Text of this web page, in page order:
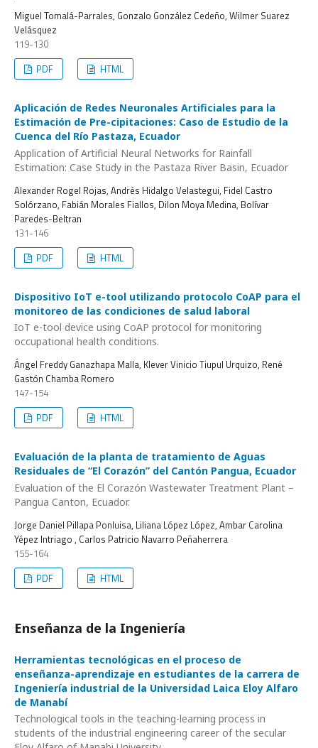
Miguel Tomalá-Parrales, Gonzalo González Cedeño, Wilmer Suarez
Velásquez
119-130
PDF
HTML
Aplicación de Redes Neuronales Artificiales para la
Estimación de Pre-cipitaciones: Caso de Estudio de la
Cuenca del Río Pastaza, Ecuador
Application of Artificial Neural Networks for Rainfall
Estimation: Case Study in the Pastaza River Basin, Ecuador
Alexander Rogel Rojas, Andrés Hidalgo Velastegui, Fidel Castro
Solórzano, Fabián Morales Fiallos, Dilon Moya Medina, Bolívar
Paredes-Beltran
131-146
PDF
HTML
Dispositivo IoT e-tool utilizando protocolo CoAP para el
monitoreo de las condiciones de salud laboral
IoT e-tool device using CoAP protocol for monitoring
occupational health conditions.
Ángel Freddy Ganazhapa Malla, Klever Vinicio Tiupul Urquizo, René
Gastón Chamba Romero
147-154
PDF
HTML
Evaluación de la planta de tratamiento de Aguas
Residuales de “El Corazón” del Cantón Pangua, Ecuador
Evaluation of the El Corazón Wastewater Treatment Plant –
Pangua Canton, Ecuador.
Jorge Daniel Pillapa Ponluisa, Liliana López López, Ambar Carolina
Yépez Intriago , Carlos Patricio Navarro Peñaherrera
155-164
PDF
HTML
Enseñanza de la Ingeniería
Herramientas tecnológicas en el proceso de
enseñanza-aprendizaje en estudiantes de la carrera de
Ingeniería industrial de la Universidad Laica Eloy Alfaro
de Manabí
Technological tools in the teaching-learning process in
students of the industrial engineering career of the secular